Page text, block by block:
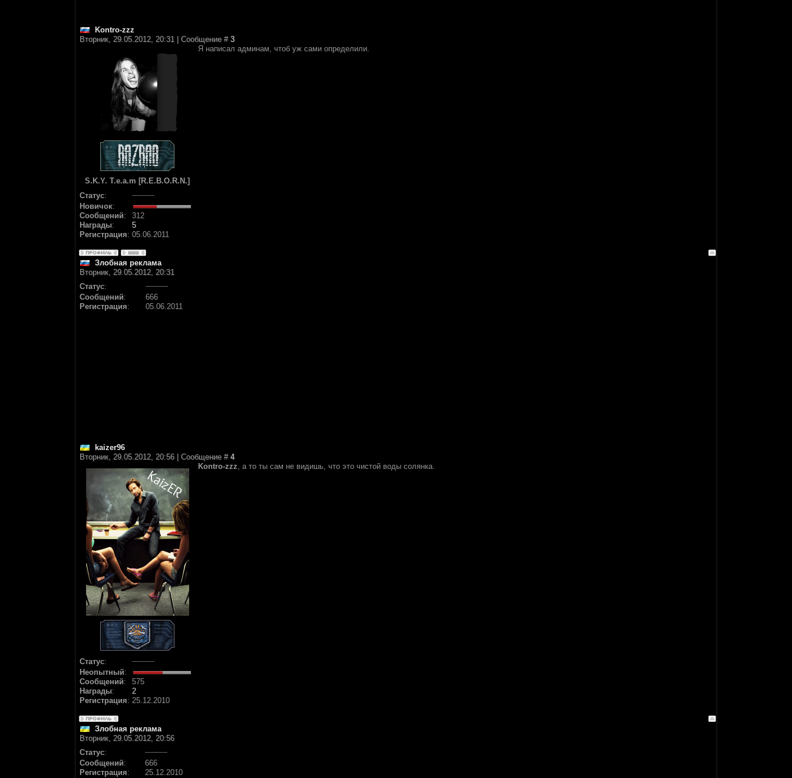
Kontro-zzz
Вторник, 29.05.2012, 20:31 | Сообщение # 3
S.K.Y. T.e.a.m [R.E.B.O.R.N.]
Статус:
Новичок:
Сообщений:
312
Награды:
5
Регистрация: 05.06.2011
Я написал админам, чтоб уж сами определили.
Злобная реклама
Вторник, 29.05.2012, 20:31
Статус:
Сообщений:
666
Регистрация: 05.06.2011
kaizer96
Вторник, 29.05.2012, 20:56 | Сообщение # 4
Статус:
Неопытный:
Сообщений:
575
Награды:
2
Регистрация: 25.12.2010
Kontro-zzz, а то ты сам не видишь, что это чистой воды солянка.
Злобная реклама
Вторник, 29.05.2012, 20:56
Статус:
Сообщений:
666
Регистрация: 25.12.2010